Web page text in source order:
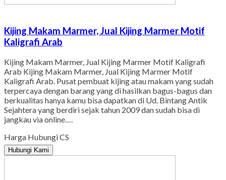
Kijing Makam Marmer, Jual Kijing Marmer Motif
Kaligrafi Arab
Kijing Makam Marmer, Jual Kijing Marmer Motif Kaligrafi
Arab Kijing Makam Marmer, Jual Kijing Marmer Motif
Kaligrafi Arab. Pusat pembuat kijing atau makam yang sudah
terpercaya dengan barang yang di hasilkan bagus-bagus dan
berkualitas hanya kamu bisa dapatkan di Ud. Bintang Antik
Sejahtera yang berdiri sejak tahun 2009 dan sudah bisa di
jangkau via online….
Harga Hubungi CS
Hubungi Kami